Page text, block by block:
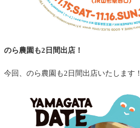
のら農園も2日間出店！
今回、のら農園も2日間出店いたします！